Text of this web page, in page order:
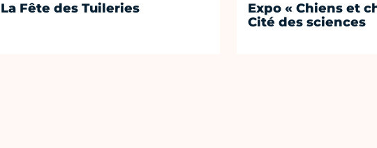
La Fête des Tuileries
Expo « Chiens et
Cité des sciences